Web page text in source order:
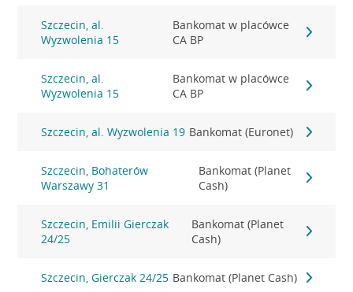
Szczecin, al.
Wyzwolenia 15
Bankomat w placówce
CA BP
Szczecin, al.
Wyzwolenia 15
Bankomat w placówce
CA BP
Szczecin, al. Wyzwolenia 19 Bankomat (Euronet)
Szczecin, Bohaterów
Warszawy 31
Bankomat (Planet
Cash)
Szczecin, Emilii Gierczak
24/25
Bankomat (Planet
Cash)
Szczecin, Gierczak 24/25 Bankomat (Planet Cash)